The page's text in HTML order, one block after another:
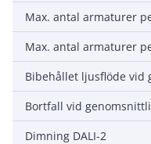
Dimning DALI-2